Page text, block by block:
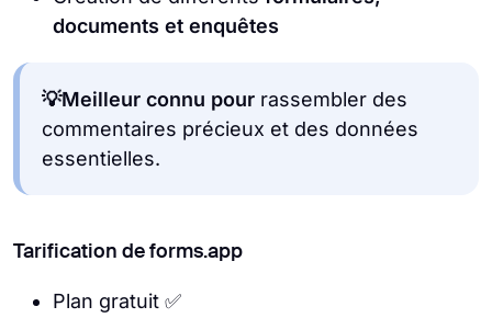
documents et enquêtes
💡Meilleur connu pour rassembler des
commentaires précieux et des données
essentielles.
Tarification de forms.app
Plan gratuit ✅